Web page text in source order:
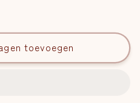
toevoegen